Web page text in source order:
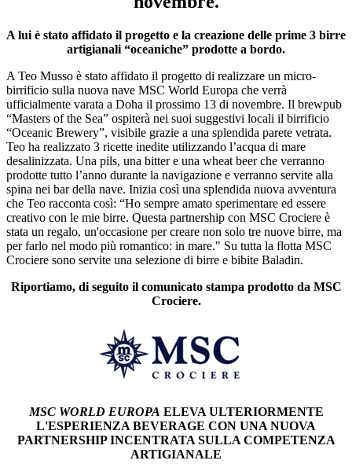
Teo Musso annuncia la collaborazione
per il lancio del primo birrificio “Oceanic
Brewery”